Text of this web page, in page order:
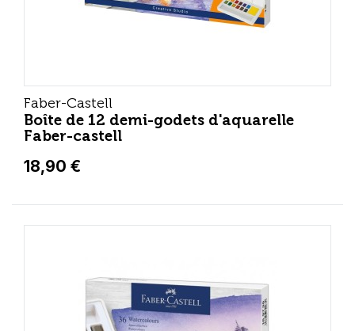
Faber-Castell
Boîte de 12 demi-godets d'aquarelle
Faber-castell
18,90 €